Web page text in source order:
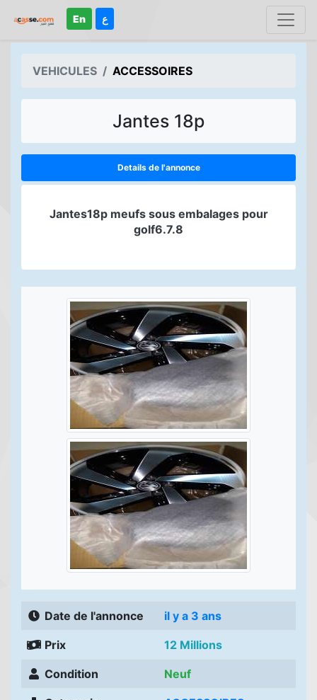
En ع
VEHICULES ACCESSOIRES
Jantes 18p
Details de l'annonce
Jantes18p meufs sous embalages pour
golf6.7.8
Date de l'annonce il y a 3 ans
Prix 12 Millions
Condition Neuf